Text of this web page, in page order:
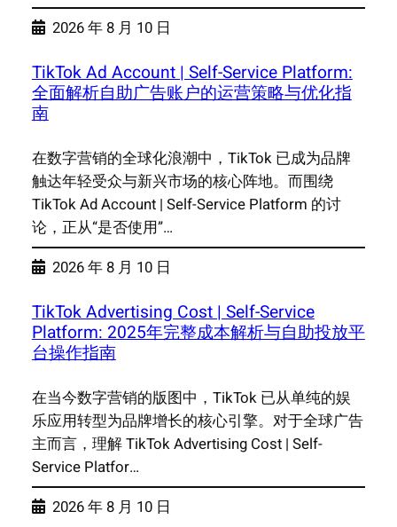
2026 年 8 月 10 日
TikTok Ad Account | Self-Service Platform:
全面解析自助广告账户的运营策略与优化指
南
在数字营销的全球化浪潮中，TikTok 已成为品牌
触达年轻受众与新兴市场的核心阵地。而围绕
TikTok Ad Account | Self-Service Platform 的讨
论，正从“是否使用”…
2026 年 8 月 10 日
TikTok Advertising Cost | Self-Service
Platform: 2025年完整成本解析与自助投放平
台操作指南
在当今数字营销的版图中，TikTok 已从单纯的娱
乐应用转型为品牌增长的核心引擎。对于全球广告
主而言，理解 TikTok Advertising Cost | Self-
Service Platfor…
2026 年 8 月 10 日